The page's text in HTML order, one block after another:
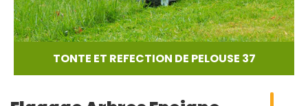
TONTE ET REFECTION DE PELOUSE 37